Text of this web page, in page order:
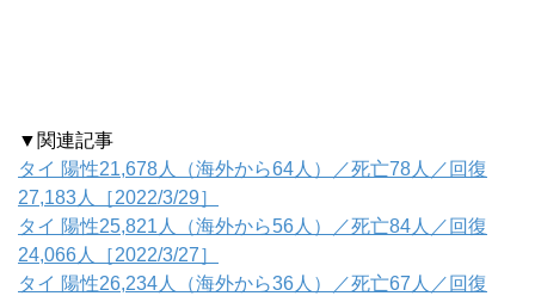
▼関連記事
タイ 陽性21,678人（海外から64人）／死亡78人／回復
27,183人［2022/3/29］
タイ 陽性25,821人（海外から56人）／死亡84人／回復
24,066人［2022/3/27］
タイ 陽性26,234人（海外から36人）／死亡67人／回復